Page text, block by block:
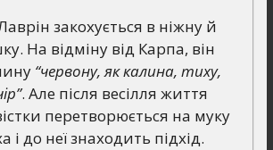
закохується в ніжну й
На відміну від Карпа, він
“червону, як калина, тиху,
. Але після весілля життя
перетворюється на муку
до неї знаходить підхід.